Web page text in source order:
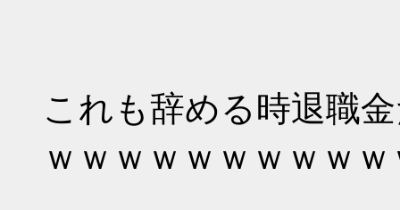
これも辞める時退職
ｗｗｗｗｗｗｗｗｗ